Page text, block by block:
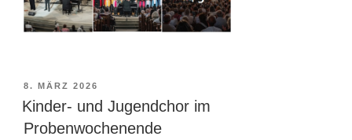
VERÖFFENTLICHT
AM
8. MÄRZ 2026
Kinder- und Jugendchor im
Probenwochenende